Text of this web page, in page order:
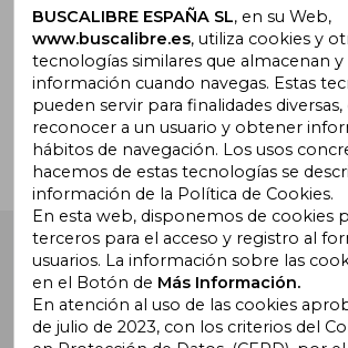
¿Necesitas ayuda?
Buscalibre España . Calle Energía, 65, Nave 3
Cornellà de Llobregat, Barcelona. Derechos
BUSCALIBRE ESPAÑA SL, en su Web,
www.buscalibre.es, utiliza cookies y
tecnologías similares que almacenan
información cuando navegas. Estas
pueden servir para finalidades
reconocer a un usuario y obtener
hábitos de navegación. Los usos
hacemos de estas tecnologías se
información de la Política de Cookies.
En esta web, disponemos de cookies
terceros para el acceso y registro al
usuarios. La información sobre las
en el Botón de Más Información.
En atención al uso de las cookies
de julio de 2023, con los criterios del